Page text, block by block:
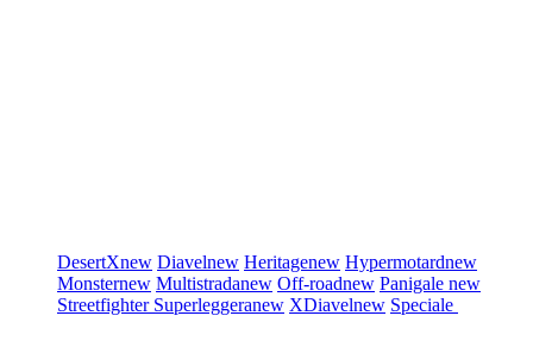
DesertXnew Diavelnew Heritagenew Hypermotardnew
Monsternew Multistradanew Off-roadnew Panigale new
Streetfighter Superleggeranew XDiavelnew Speciale